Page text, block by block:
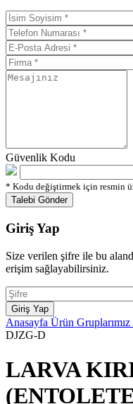
Güvenlik Kodu
* Kodu değiştirmek için resmin
Giriş Yap
Size verilen şifre ile bu
erişim sağlayabilirsiniz.
Anasayfa Ürün Gruplarımız
DJZG-D
LARVA